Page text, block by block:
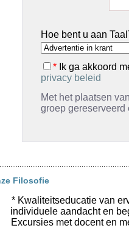
Hoe bent u aan
*Ik ga akkoord
privacy beleid
Met het plaatsen
groep gereserveerd
Filosofie
* Kwaliteitseducatie van
individuele aandacht en
Excursies met docent en